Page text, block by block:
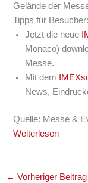
Gelände der
Tipps für Besucher:
Jetzt die neue
Monaco)
Messe.
Mit dem
News,
Quelle: Messe &
Weiterlesen
← Vorheriger Beitrag